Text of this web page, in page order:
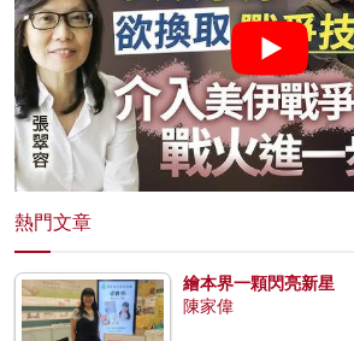
熱門文章
繪本界一顆閃亮新星
陳家偉